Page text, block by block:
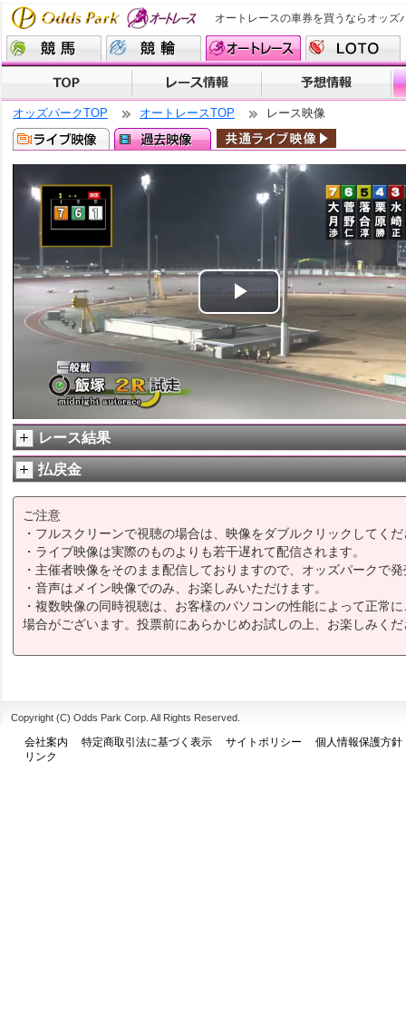
オートレースの車券を買うならオッズ
オッズパークTOP オートレースTOP レース映像
Play
Video
レース結果
払戻金
ご注意
・フルスクリーンで視聴の場合は、映像をダブルクリックしてく
・ライブ映像は実際のものよりも若干遅れて配信されます。
・主催者映像をそのまま配信しておりますので、オッズパークで
・音声はメイン映像でのみ、お楽しみいただけます。
・複数映像の同時視聴は、お客様のパソコンの性能によって正常
場合がございます。投票前にあらかじめお試しの上、お楽しみく
Copyright (C) Odds Park Corp. All Rights Reserved.
会社案内 特定商取引法に基づく表示 サイトポリシー
個人情報保護方針
リンク